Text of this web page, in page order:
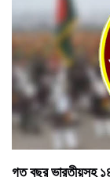
গত বছর ভারতীয়সহ